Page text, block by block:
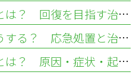
四十肩・五十肩の治療とは？ 回復を目指す治し方とリハビリ
肉離れを起こしたらどうする？ 応急処置と治し方
スポーツで多い肉離れとは？ 原因・症状・起こりやすい部位を解説